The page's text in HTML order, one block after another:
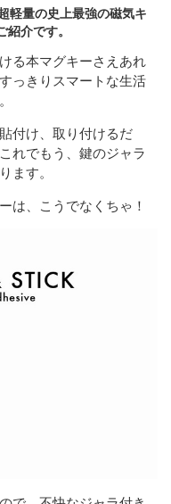
軽量の史上最強の磁気キ
介です。
る本マグキーさえあれ
っきりスマートな生活
付け、取り付けるだ
れでもう、鍵のジャラ
ます。
は、こうでなくちゃ！